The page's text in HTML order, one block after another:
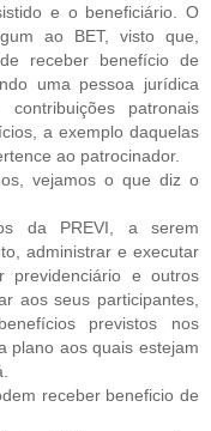
e o beneficiário. O
ao BET, visto que,
receber benefício de
uma pessoa jurídica
patronais
a exemplo daquelas
ao patrocinador.
vejamos o que diz o
da PREVI, a serem
administrar e executar
previdenciário e outros
aos seus participantes,
previstos nos
plano aos quais estejam
receber beneficio de